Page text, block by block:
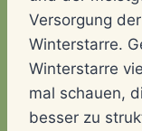
Versorgung
Winterstarre.
Winterstarre
mal schauen,
besser zu